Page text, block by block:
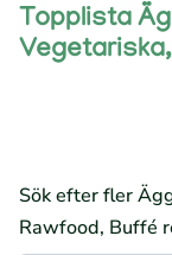
Topplista
Sök efter fler
Rawfood, Buffé